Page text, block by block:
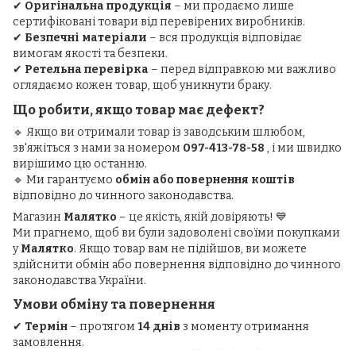
✔ Оригінальна продукція – ми продаємо лише
сертифіковані товари від перевірених виробників.
✔ Безпечні матеріали – вся продукція відповідає
вимогам якості та безпеки.
✔ Ретельна перевірка – перед відправкою ми важливо
оглядаємо кожен товар, щоб уникнути браку.
Що робити, якщо товар має дефект?
🔹 Якщо ви отримали товар із заводським шлюбом,
зв'яжіться з нами за номером 097-413-78-58 , і ми швидко
вирішимо цю останню.
🔹 Ми гарантуємо обмін або повернення коштів
відповідно до чинного законодавства.
Магазин Малятко – це якість, якій довіряють! 💙
Ми прагнемо, щоб ви були задоволені своїми покупками
уМалятко. Якщо товар вам не підійшов, ви можете
здійснити обмін або повернення відповідно до чинного
законодавства України.
Умови обміну та повернення
✔ Термін – протягом 14 днів з моменту отримання
замовлення.